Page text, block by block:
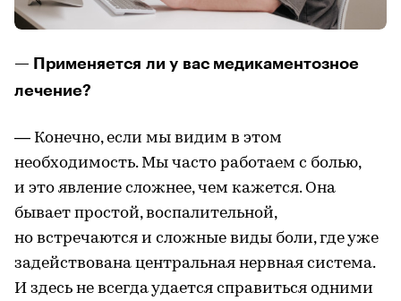
— Применяется ли у вас медикаментозное
лечение?
— Конечно, если мы видим в этом
необходимость. Мы часто работаем с болью,
и это явление сложнее, чем кажется. Она
бывает простой, воспалительной,
но встречаются и сложные виды боли, где уже
задействована центральная нервная система.
И здесь не всегда удается справиться одними